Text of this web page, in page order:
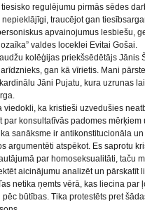
regulējumu pirmās sēdes
traucējot gan
apvainojumus lesbiešu,
valdes loceklei Evitai Gošai.
kolēģijas priekšsēdētājs Jānis
gan kā vīrietis. Mani
Jāni Pujatu, kura uzrunas
ka kristieši uzvedušies
par konsultatīvās padomes
sanāksme ir antikonstitucionāla
argumentēti atspēkot. Es saprotu
par homoseksualitāti, taču
aicinājumu analizēt un pārskatīt
netika ņemts vērā, kas liecina par
būtības. Tika protestēts pret